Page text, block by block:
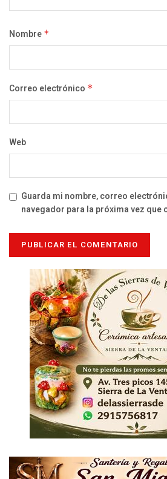
Nombre *
Correo electrónico *
Web
Guarda mi nombre, correo
navegador para la próxima vez que